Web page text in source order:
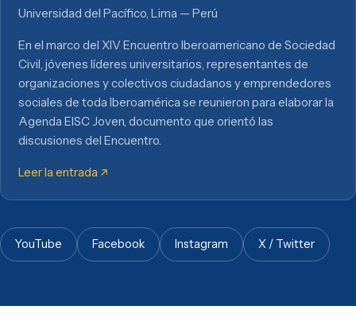
Universidad del Pacífico, Lima — Perú
En el marco del XIV Encuentro Iberoamericano de Sociedad
Civil, jóvenes líderes universitarios, representantes de
organizaciones y colectivos ciudadanos y emprendedores
sociales de toda Iberoamérica se reunieron para elaborar la
Agenda EISC Joven, documento que orientó las
discusiones del Encuentro.
Leer la entrada
YouTube Facebook Instagram X / Twitter